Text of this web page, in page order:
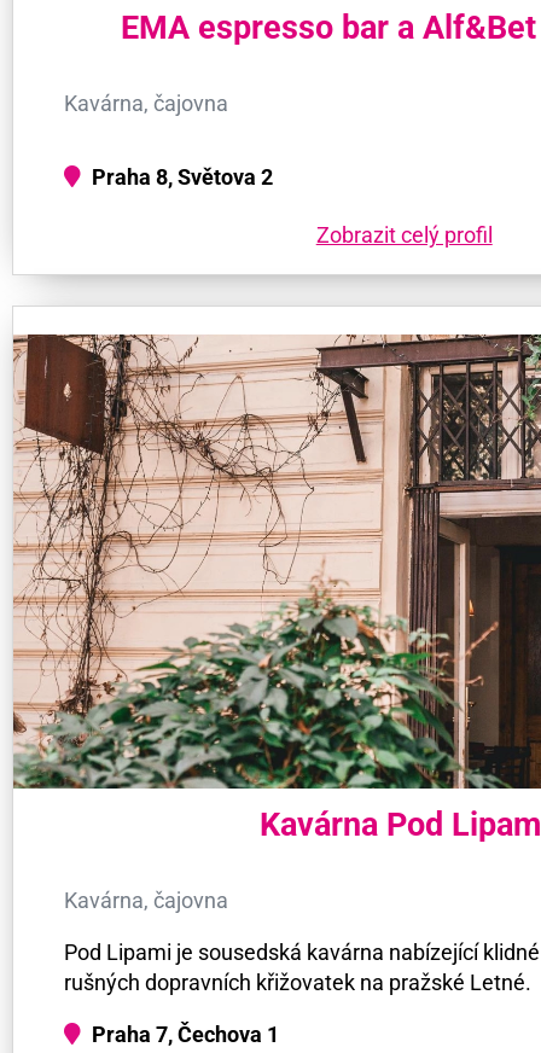
EMA espresso bar a
Kavárna, čajovna
Praha 8, Světova 2
Zobrazit celý profil
Kavárna Pod
Kavárna, čajovna
Pod Lipami je sousedská kavárna nabízející
rušných dopravních křižovatek na pražské Letné.
Praha 7, Čechova 1